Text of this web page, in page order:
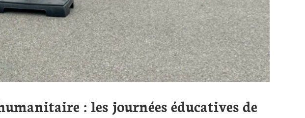
: les journées éducatives de